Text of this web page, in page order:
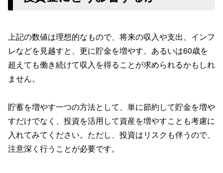
上記の数値は理想的なもので、将来の収入や支出、インフ
レなどを見越すと、更に貯金を増やす、あるいは60歳を
超えても働き続けて収入を得ることが求められるかもしれ
ません。
貯蓄を増やす一つの方法として、単に節約して貯金を増や
すだけでなく、投資を活用して資産を増やすことも考慮に
入れてみてください。ただし、投資はリスクも伴うので、
注意深く行うことが必要です。